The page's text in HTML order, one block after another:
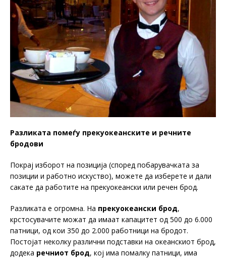
Разликата помеѓу прекуокеанските и речните
бродови
Покрај изборот на позиција (според побарувачката за
позиции и работно искуство), можете да изберете и дали
сакате да работите на прекуокеански или речен брод.
Разликата е огромна. На прекуокеански брод,
крстосувачите можат да имаат капацитет од 500 до 6.000
патници, од кои 350 до 2.000 работници на бродот.
Постојат неколку различни подставки на океанскиот брод,
додека речниот брод, кој има помалку патници, има